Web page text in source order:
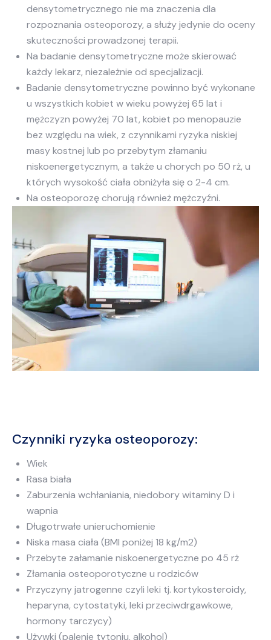
densytometrycznego nie ma znaczenia dla
rozpoznania osteoporozy, a służy jedynie do oceny
skuteczności prowadzonej terapii.
Na badanie densytometryczne może skierować
każdy lekarz, niezależnie od specjalizacji.
Badanie densytometryczne powinno być wykonane
u wszystkich kobiet w wieku powyżej 65 lat i
mężczyzn powyżej 70 lat, kobiet po menopauzie
bez względu na wiek, z czynnikami ryzyka niskiej
masy kostnej lub po przebytym złamaniu
niskoenergetycznym, a także u chorych po 50 rż, u
których wysokość ciała obniżyła się o 2-4 cm.
Na osteoporozę chorują również mężczyźni.
Czynniki ryzyka osteoporozy:
Wiek
Rasa biała
Zaburzenia wchłaniania, niedobory witaminy D i
wapnia
Długotrwałe unieruchomienie
Niska masa ciała (BMI poniżej 18 kg/m2)
Przebyte załamanie niskoenergetyczne po 45 rż
Złamania osteoporotyczne u rodziców
Przyczyny jatrogenne czyli leki tj. kortykosteroidy,
heparyna, cytostatyki, leki przeciwdrgawkowe,
hormony tarczycy)
Używki (palenie tytoniu, alkohol)